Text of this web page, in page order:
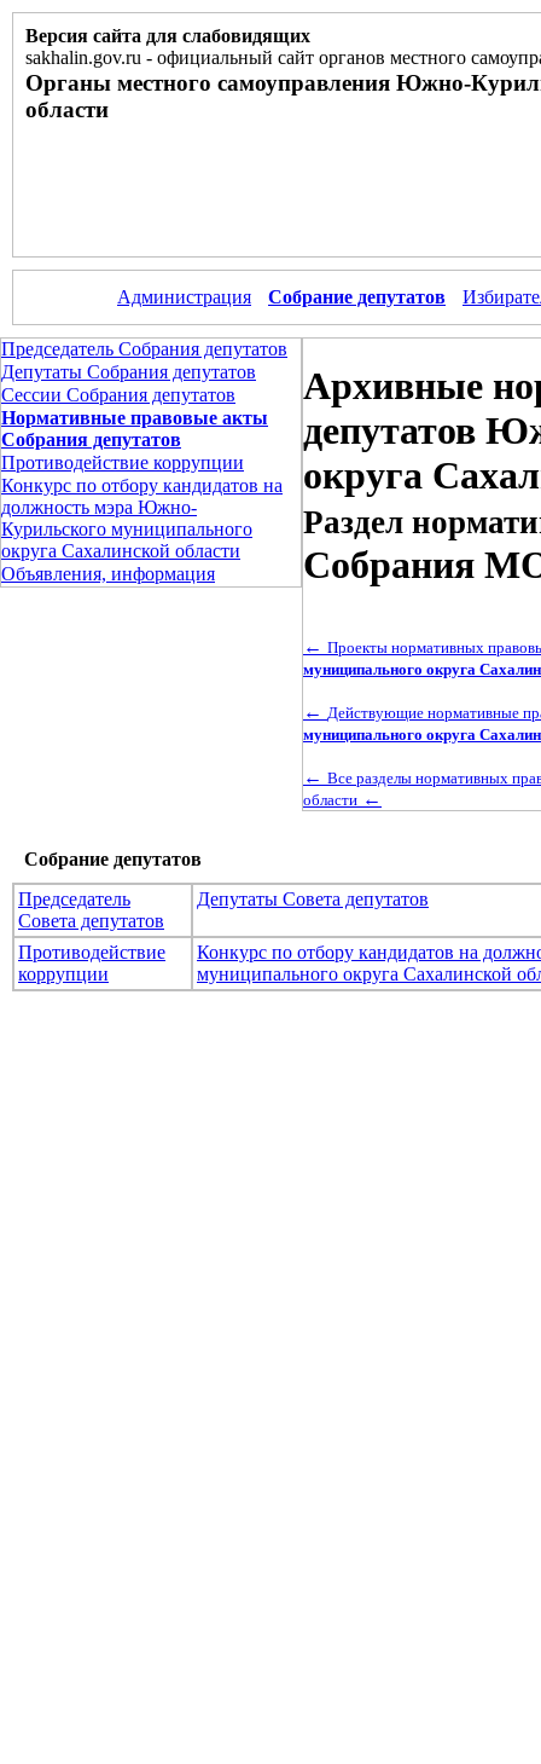
Версия сайта для слабовидящих
sakhalin.gov.ru - официальный сайт органов местного
Органы местного самоуправления Южно-
области
Администрация Собрание депутатов
Председатель Собрания депутатов
Депутаты Собрания депутатов
Сессии Собрания депутатов
Нормативные правовые акты
Собрания депутатов
Противодействие коррупции
Конкурс по отбору кандидатов на
должность мэра Южно-
Курильского муниципального
округа Сахалинской области
Объявления, информация
Архивные
депутатов
округа
Раздел
Собрания
← Проекты нормативных
муниципального округа
← Действующие нормативные
муниципального округа
← Все разделы нормативных
области ←
Собрание депутатов
Председатель
Совета депутатов
Депутаты Совета депутатов
Противодействие
коррупции
Конкурс по отбору кандидатов на
муниципального округа Сахалинской